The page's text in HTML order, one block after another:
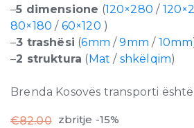
–5 dimensione (120×280 /
80×180/ 60×120 )
–3 trashësi (6mm/9mm / 10mm
–2 struktura (Mat/ shkëlqim)
Brenda Kosovës transporti është
€82.00 zbritje -15%